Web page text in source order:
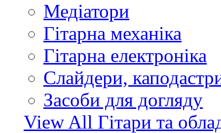
Медіатори
Гітарна механіка
Гітарна електроніка
Слайдери,
Засоби для догляду
View All Гітари та